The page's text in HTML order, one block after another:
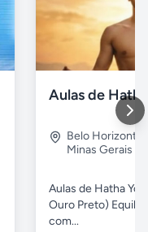
Belo Horizonte
Minas Gerais
Aulas de Hatha
Ouro Preto)
com...